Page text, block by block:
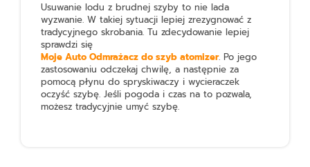
Usuwanie lodu z brudnej szyby to nie lada
wyzwanie. W takiej sytuacji lepiej zrezygnować z
tradycyjnego skrobania. Tu zdecydowanie lepiej
sprawdzi się
Moje Auto Odmrażacz do szyb atomizer. Po jego
zastosowaniu odczekaj chwilę, a następnie za
pomocą płynu do spryskiwaczy i wycieraczek
oczyść szybę. Jeśli pogoda i czas na to pozwala,
możesz tradycyjnie umyć szybę.